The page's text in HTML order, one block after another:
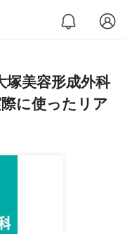
塚美容形成外科
に使ったリア